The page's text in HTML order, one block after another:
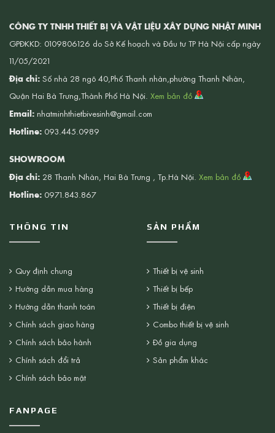
CÔNG TY TNHH THIẾT BỊ VÀ VẬT LIỆU XÂY DỰNG NHẬT MINH
GPĐKKD: 0109806126 do Sở Kế hoạch và Đầu tư TP Hà Nội cấp ngày
11/05/2021
Địa chỉ: Số nhà 28 ngõ 40,Phố Thanh nhàn,phường Thanh Nhàn,
Quận Hai Bà Trưng,Thành Phố Hà Nội. Xem bản đồ
Email: nhatminhthietbivesinh@gmail.com
Hotline: 093.445.0989
SHOWROOM
Địa chỉ: 28 Thanh Nhàn, Hai Bà Trưng , Tp.Hà Nội. Xem bản đồ
Hotline: 0971.843.867
THÔNG TIN
Quy định chung
Hướng dẫn mua hàng
Hướng dẫn thanh toán
Chính sách giao hàng
Chính sách bảo hành
Chính sách đổi trả
Chính sách bảo mật
SẢN PHẨM
Thiết bị vệ sinh
Thiết bị bếp
Thiết bị điện
Combo thiết bị vệ sinh
Đồ gia dụng
Sản phẩm khác
FANPAGE